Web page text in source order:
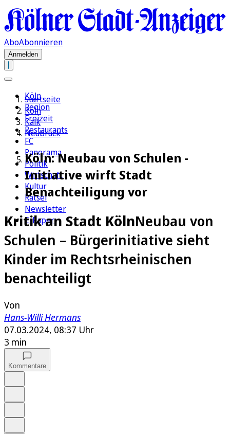
AboAbonnieren
Anmelden
Köln
Region
Freizeit
Restaurants
FC
Panorama
Politik
Wirtschaft
Kultur
Rätsel
Newsletter
E-Paper
Startseite
Köln
Kalk
Neubrück
Köln: Neubau von Schulen -
Initiative wirft Stadt
Benachteiligung vor
Kritik an Stadt KölnNeubau von
Schulen – Bürgerinitiative sieht
Kinder im Rechtsrheinischen
benachteiligt
Von
Hans-Willi Hermans
07.03.2024, 08:37 Uhr
3 min
Kommentare